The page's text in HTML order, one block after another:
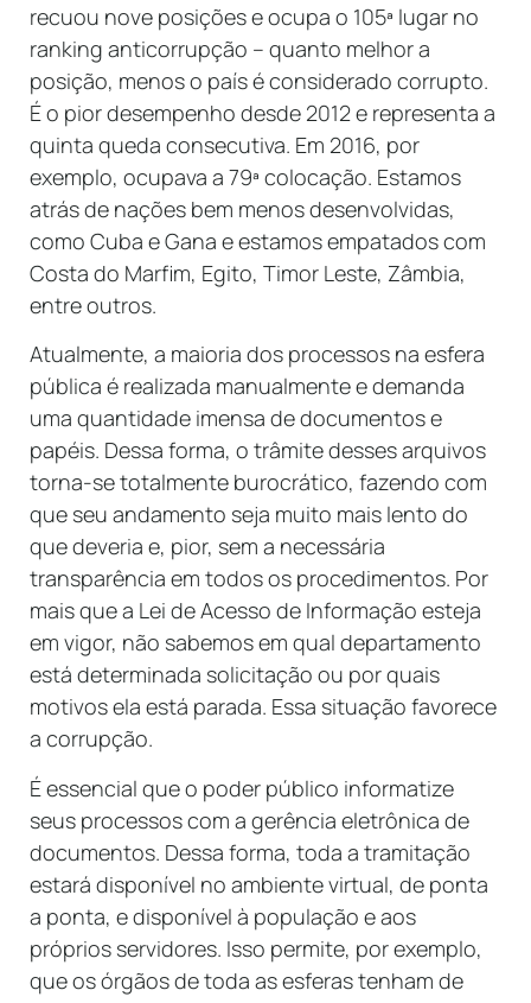
recuou nove posições e ocupa o 105ª lugar no
ranking anticorrupção – quanto melhor a
posição, menos o país é considerado corrupto.
É o pior desempenho desde 2012 e representa a
quinta queda consecutiva. Em 2016, por
exemplo, ocupava a 79ª colocação. Estamos
atrás de nações bem menos desenvolvidas,
como Cuba e Gana e estamos empatados com
Costa do Marfim, Egito, Timor Leste, Zâmbia,
entre outros.
Atualmente, a maioria dos processos na esfera
pública é realizada manualmente e demanda
uma quantidade imensa de documentos e
papéis. Dessa forma, o trâmite desses arquivos
torna-se totalmente burocrático, fazendo com
que seu andamento seja muito mais lento do
que deveria e, pior, sem a necessária
transparência em todos os procedimentos. Por
mais que a Lei de Acesso de Informação esteja
em vigor, não sabemos em qual departamento
está determinada solicitação ou por quais
motivos ela está parada. Essa situação favorece
a corrupção.
É essencial que o poder público informatize
seus processos com a gerência eletrônica de
documentos. Dessa forma, toda a tramitação
estará disponível no ambiente virtual, de ponta
a ponta, e disponível à população e aos
próprios servidores. Isso permite, por exemplo,
que os órgãos de toda as esferas tenham de